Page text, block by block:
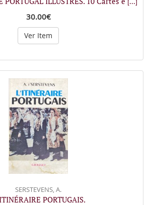
30.00€
Ver Item
SERSTEVENS, A.
PORTUGAIS.